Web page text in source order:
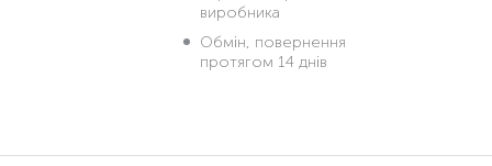
виробника
Обмін, повернення
протягом 14 днів